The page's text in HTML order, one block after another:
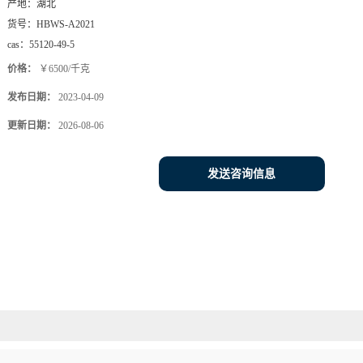
产地： 湖北
货号： HBWS-A2021
cas： 55120-49-5
价格： ￥6500/千克
发布日期： 2023-04-09
更新日期： 2026-08-06
发送咨询信息